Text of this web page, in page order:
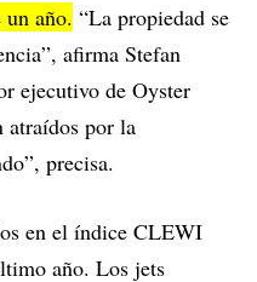
un año. “La propiedad se
afirma Stefan
ejecutivo de Oyster
atraídos por la
precisa.
en el índice CLEWI
año. Los jets